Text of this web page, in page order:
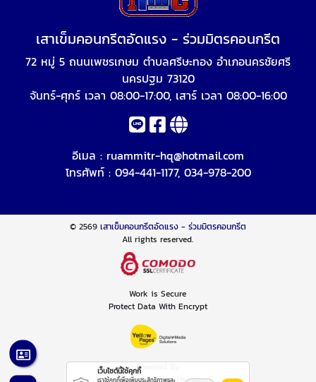
เสาเข็มคอนกรีตอัดแรง - ร่วมมิตรคอนกรีต
72 หมู่ 5 ถนนเพชรเกษม ตำบลศรีษะทอง อำเภอนครชัยศรี
นครปฐม 73120
จันทร์-ศุกร์ เวลา 08:00-17:00, เสาร์ เวลา 08:00-16:00
อีเมล : ruammitr-hq@hotmail.com
โทรศัพท์ : 094-441-1177, 034-978-200
© 2569 เสาเข็มคอนกรีตอัดแรง - ร่วมมิตรคอนกรีต
All rights reserved.
Work is Secure
Protect Data With Encrypt
Powered By
Thailand YellowPages
เว็บไซต์นี้ใช้คุกกี้
เราใช้คุกกี้เพื่อเพิ่มประสิทธิภาพและ